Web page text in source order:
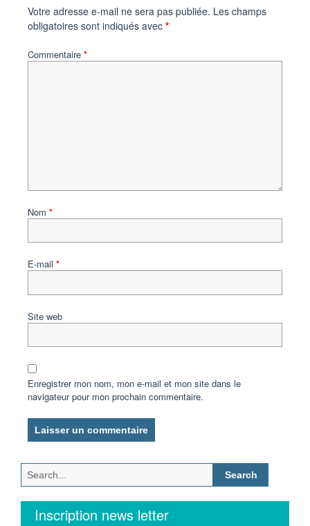
Votre adresse e-mail ne sera pas publiée. Les champs
obligatoires sont indiqués avec *
Commentaire *
Nom *
E-mail *
Site web
Enregistrer mon nom, mon e-mail et mon site dans le
navigateur pour mon prochain commentaire.
Search
for:
Inscription news letter